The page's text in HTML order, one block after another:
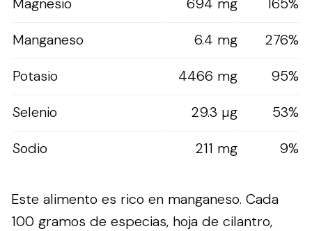
Manganeso
6.4 mg
276%
Potasio
4466 mg
95%
Selenio
29.3 µg
53%
Sodio
211 mg 9%
Este alimento es rico en manganeso. Cada
100 gramos de especias, hoja de cilantro,